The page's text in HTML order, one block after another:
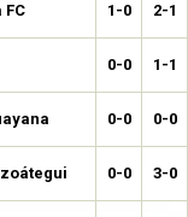
FC 1-0 2-1
0-0 1-1
0-0 0-0
0-0 3-0